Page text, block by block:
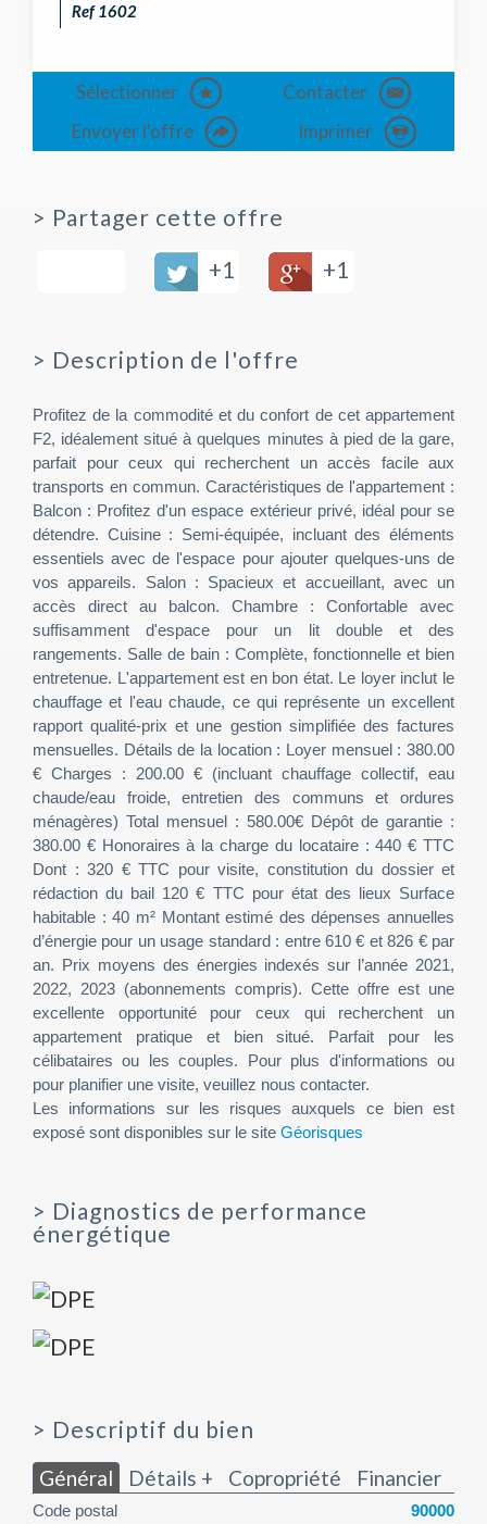
Ref 1602
Sélectionner
Contacter
Envoyer l'offre
Imprimer
> Partager cette offre
+1
+1
> Description de l'offre
Profitez de la commodité et du confort de cet appartement
F2, idéalement situé à quelques minutes à pied de la gare,
parfait pour ceux qui recherchent un accès facile aux
transports en commun. Caractéristiques de l'appartement :
Balcon : Profitez d'un espace extérieur privé, idéal pour se
détendre. Cuisine : Semi-équipée, incluant des éléments
essentiels avec de l'espace pour ajouter quelques-uns de
vos appareils. Salon : Spacieux et accueillant, avec un
accès direct au balcon. Chambre : Confortable avec
suffisamment d'espace pour un lit double et des
rangements. Salle de bain : Complète, fonctionnelle et bien
entretenue. L'appartement est en bon état. Le loyer inclut le
chauffage et l'eau chaude, ce qui représente un excellent
rapport qualité-prix et une gestion simplifiée des factures
mensuelles. Détails de la location : Loyer mensuel : 380.00
€ Charges : 200.00 € (incluant chauffage collectif, eau
chaude/eau froide, entretien des communs et ordures
ménagères) Total mensuel : 580.00€ Dépôt de garantie :
380.00 € Honoraires à la charge du locataire : 440 € TTC
Dont : 320 € TTC pour visite, constitution du dossier et
rédaction du bail 120 € TTC pour état des lieux Surface
habitable : 40 m² Montant estimé des dépenses annuelles
d’énergie pour un usage standard : entre 610 € et 826 € par
an. Prix moyens des énergies indexés sur l’année 2021,
2022, 2023 (abonnements compris). Cette offre est une
excellente opportunité pour ceux qui recherchent un
appartement pratique et bien situé. Parfait pour les
célibataires ou les couples. Pour plus d'informations ou
pour planifier une visite, veuillez nous contacter.
Les informations sur les risques auxquels ce bien est
exposé sont disponibles sur le site Géorisques
> Diagnostics de performance
énergétique
> Descriptif du bien
Général Détails + Copropriété Financier
Code postal 90000